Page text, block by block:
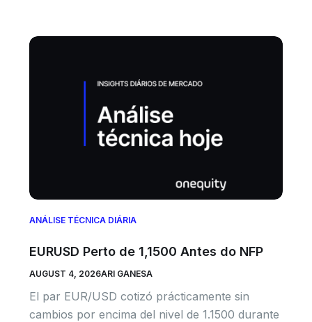
ANÁLISE TÉCNICA DIÁRIA
EURUSD Perto de 1,1500 Antes do NFP
AUGUST 4, 2026ARI GANESA
El par EUR/USD cotizó prácticamente sin
cambios por encima del nivel de 1.1500 durante